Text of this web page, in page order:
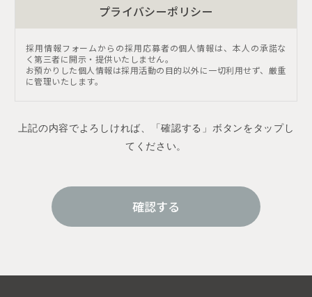
プライバシーポリシー
採用情報フォームからの採用応募者の個人情報は、本人の承諾な
く第三者に開示・提供いたしません。
お預かりした個人情報は採用活動の目的以外に一切利用せず、厳重
に管理いたします。
上記の内容でよろしければ、「確認する」ボタンをタップし
てください。